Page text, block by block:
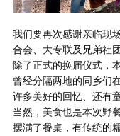
我们要再次感谢亲临现
合会、大专联及兄弟社
除了正式的换届仪式，
曾经分隔两地的同乡们
许多美好的回忆、还有
当然，美食也是本次野
摆满了餐桌，有传统的